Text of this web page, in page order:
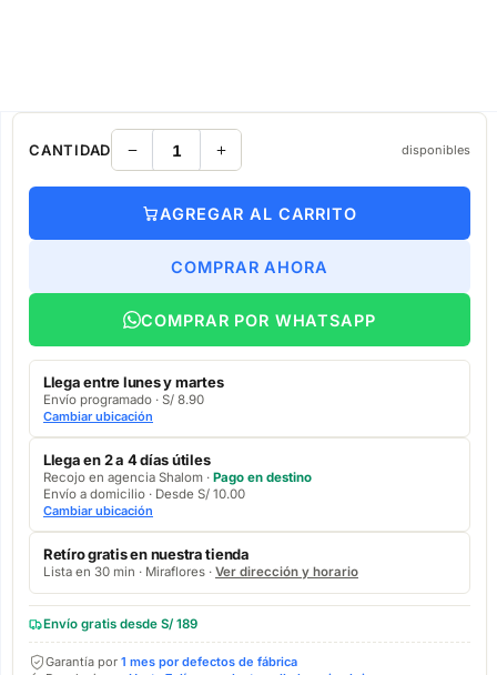
CANTIDAD disponibles
AGREGAR AL CARRITO
COMPRAR AHORA
COMPRAR POR WHATSAPP
Llega entre lunes y martes
Envío programado · S/ 8.90
Cambiar ubicación
Llega en 2 a 4 días útiles
Recojo en agencia Shalom · Pago en destino
Envío a domicilio · Desde S/ 10.00
Cambiar ubicación
Retíro gratis en nuestra tienda
Lista en 30 min · Miraflores · Ver dirección y horario
Envío gratis desde S/ 189
Garantía por 1 mes por defectos de fábrica